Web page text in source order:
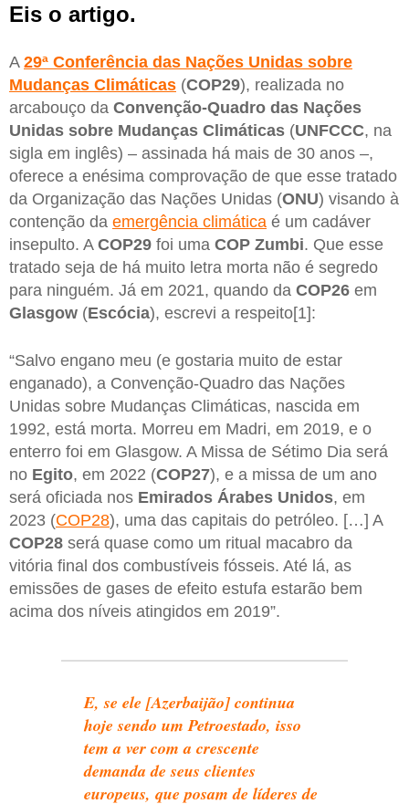
Eis o artigo.
A 29ª Conferência das Nações Unidas sobre
Mudanças Climáticas (COP29), realizada no
arcabouço da Convenção-Quadro das Nações
Unidas sobre Mudanças Climáticas (UNFCCC, na
sigla em inglês) – assinada há mais de 30 anos –,
oferece a enésima comprovação de que esse tratado
da Organização das Nações Unidas (ONU) visando à
contenção da emergência climática é um cadáver
insepulto. A COP29 foi uma COP Zumbi. Que esse
tratado seja de há muito letra morta não é segredo
para ninguém. Já em 2021, quando da COP26 em
Glasgow (Escócia), escrevi a respeito[1]:
“Salvo engano meu (e gostaria muito de estar
enganado), a Convenção-Quadro das Nações
Unidas sobre Mudanças Climáticas, nascida em
1992, está morta. Morreu em Madri, em 2019, e o
enterro foi em Glasgow. A Missa de Sétimo Dia será
no Egito, em 2022 (COP27), e a missa de um ano
será oficiada nos Emirados Árabes Unidos, em
2023 (COP28), uma das capitais do petróleo. […] A
COP28 será quase como um ritual macabro da
vitória final dos combustíveis fósseis. Até lá, as
emissões de gases de efeito estufa estarão bem
acima dos níveis atingidos em 2019”.
E, se ele [Azerbaijão] continua
hoje sendo um Petroestado, isso
tem a ver com a crescente
demanda de seus clientes
europeus, que posam de líderes de